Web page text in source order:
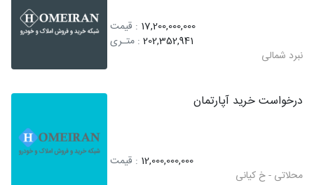
17,200,000,000 : قیمت
202,352,941 : متـری
نبرد شمالی
درخواست خرید آپارتمان
12,000,000,000 : قیمت
محلاتی - خ کیانی